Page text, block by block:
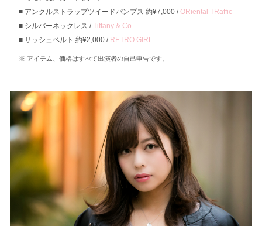
アンクルストラップツイードパンプス 約¥7,000 /ORiental TRaffic
シルバーネックレス /Tiffany & Co.
サッシュベルト 約¥2,000 / RETRO GIRL
アイテム、価格はすべて出演者の自己申告です。